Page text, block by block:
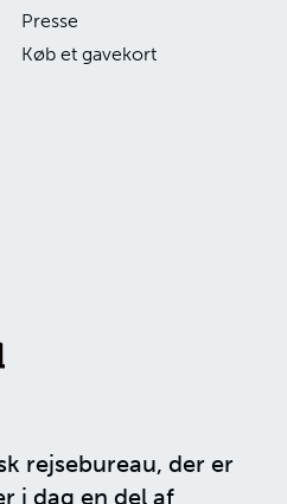
rejsebureau, der er
i dag en del af
Presse
Køb et gavekort